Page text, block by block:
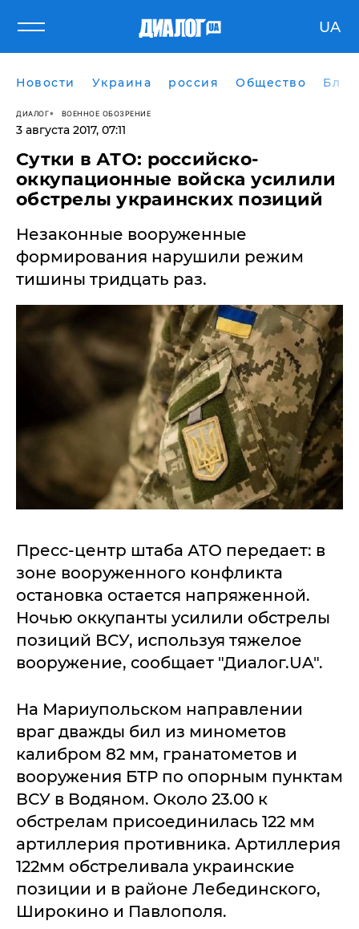
UA
Новости Украина россия Общество
ДИАЛОГ ВОЕННОЕ ОБОЗРЕНИЕ
3 августа 2017, 07:11
Сутки в АТО: российско-
оккупационные войска усилили
обстрелы украинских позиций
Незаконные вооруженные
формирования нарушили режим
тишины тридцать раз.
Пресс-центр штаба АТО передает: в
зоне вооруженного конфликта
остановка остается напряженной.
Ночью оккупанты усилили обстрелы
позиций ВСУ, используя тяжелое
вооружение, сообщает "Диалог.UA".
На Мариупольском направлении
враг дважды бил из минометов
калибром 82 мм, гранатометов и
вооружения БТР по опорным пунктам
ВСУ в Водяном. Около 23.00 к
обстрелам присоединилась 122 мм
артиллерия противника. Артиллерия
122мм обстреливала украинские
позиции и в районе Лебединского,
Широкино и Павлополя.